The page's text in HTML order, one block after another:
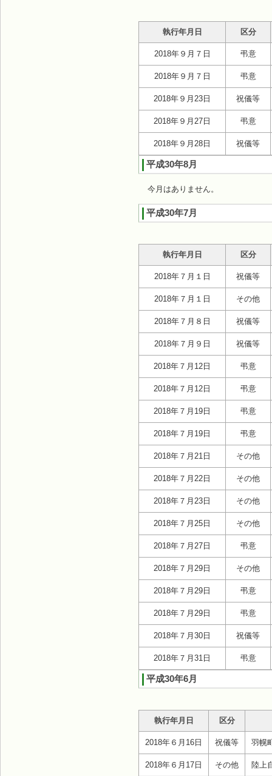
執行年月日 区分
2018年９月７日 弔意
2018年９月７日 弔意
2018年９月23日 祝儀等
2018年９月27日 弔意
2018年９月28日 祝儀等
平成30年8月
今月はありません。
平成30年7月
執行年月日 区分
2018年７月１日 祝儀等
2018年７月１日 その他
2018年７月８日 祝儀等
2018年７月９日 祝儀等
2018年７月12日 弔意
2018年７月12日 弔意
2018年７月19日 弔意
2018年７月19日 弔意
2018年７月21日 その他
2018年７月22日 その他
2018年７月23日 その他
2018年７月25日 その他
2018年７月27日 弔意
2018年７月29日 その他
2018年７月29日 弔意
2018年７月29日 弔意
2018年７月30日 祝儀等
2018年７月31日 弔意
平成30年6月
執行年月日 区分
2018年６月16日 祝儀等 羽幌
2018年６月17日 その他 陸上